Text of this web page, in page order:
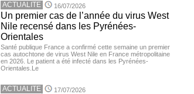
ACTUALITE 16/07/2026
Un premier cas de l’année du virus West
Nile recensé dans les Pyrénées-
Orientales
Santé publique France a confirmé cette semaine un premier
cas autochtone de virus West Nile en France métropolitaine
en 2026. Le patient a été infecté dans les Pyrénées-
Orientales.Le
ACTUALITE 17/07/2026